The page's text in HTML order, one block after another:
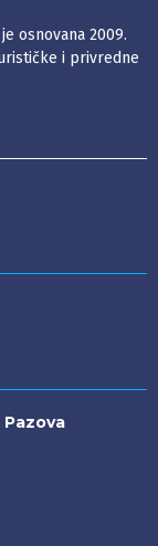
osnovana 2009.
i privredne